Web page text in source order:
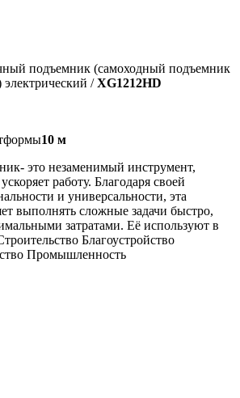
подъемник (самоходный подъемник
электрический /XG1212HD
10 м
это незаменимый инструмент,
работу. Благодаря своей
и универсальности, эта
выполнять сложные задачи быстро,
затратами. Её используют в
Благоустройство
Промышленность